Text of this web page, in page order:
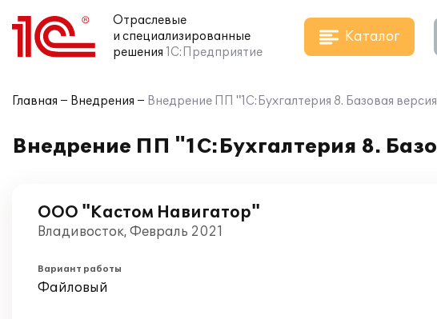
Отраслевые
и специализированные
решения 1С:Предприятие
Каталог
Главная Внедрения Внедрение ПП "1С:Бухгалтерия 8. Базовая
Внедрение ПП "1С:Бухгалтерия 8.
ООО "Кастом Навигатор"
Владивосток, Февраль 2021
Вариант работы
Файловый